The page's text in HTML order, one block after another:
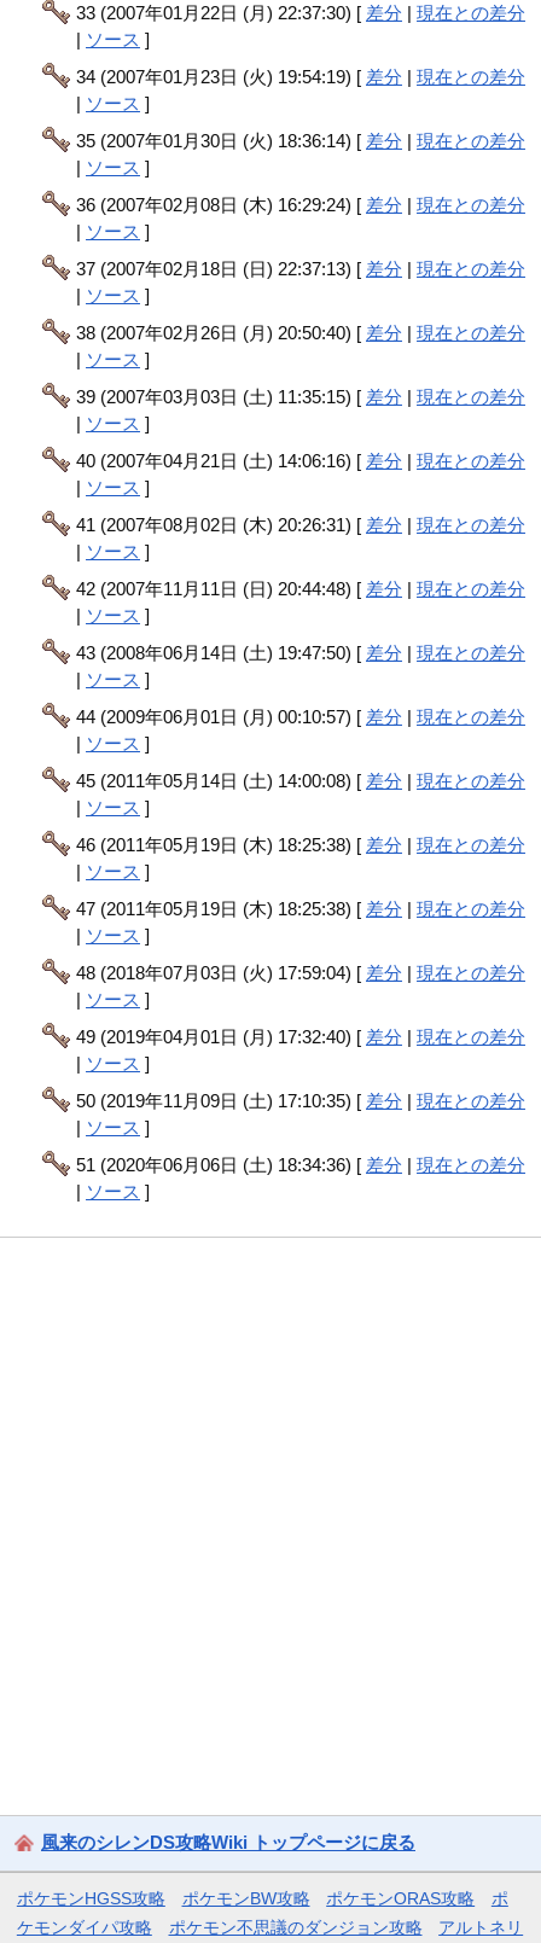
33 (2007年01月22日 (月) 22:37:30) [ 差分 |現在との差分
| ソース ]
34 (2007年01月23日 (火) 19:54:19) [ 差分 |現在との差分
| ソース ]
35 (2007年01月30日 (火) 18:36:14) [ 差分 |現在との差分
| ソース ]
36 (2007年02月08日 (木) 16:29:24) [ 差分 |現在との差分
| ソース ]
37 (2007年02月18日 (日) 22:37:13) [ 差分 |現在との差分
| ソース ]
38 (2007年02月26日 (月) 20:50:40) [ 差分 |現在との差分
| ソース ]
39 (2007年03月03日 (土) 11:35:15) [ 差分 |現在との差分
| ソース ]
40 (2007年04月21日 (土) 14:06:16) [ 差分 |現在との差分
| ソース ]
41 (2007年08月02日 (木) 20:26:31) [ 差分 |現在との差分
| ソース ]
42 (2007年11月11日 (日) 20:44:48) [ 差分 |現在との差分
| ソース ]
43 (2008年06月14日 (土) 19:47:50) [ 差分 |現在との差分
| ソース ]
44 (2009年06月01日 (月) 00:10:57) [ 差分 |現在との差分
| ソース ]
45 (2011年05月14日 (土) 14:00:08) [ 差分 |現在との差分
| ソース ]
46 (2011年05月19日 (木) 18:25:38) [ 差分 |現在との差分
| ソース ]
47 (2011年05月19日 (木) 18:25:38) [ 差分 |現在との差分
| ソース ]
48 (2018年07月03日 (火) 17:59:04) [ 差分 |現在との差分
| ソース ]
49 (2019年04月01日 (月) 17:32:40) [ 差分 |現在との差分
| ソース ]
50 (2019年11月09日 (土) 17:10:35) [ 差分 |現在との差分
| ソース ]
51 (2020年06月06日 (土) 18:34:36) [ 差分 |現在との差分
| ソース ]
風来のシレンDS攻略Wiki トップページに戻る
ポケモンHGSS攻略 ポケモンBW攻略 ポケモンORAS攻略
ポ
ケモンダイパ攻略
ポケモン不思議のダンジョン攻略 アルトネリ